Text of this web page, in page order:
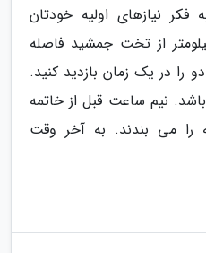
فکر نیازهای اولیه خودتان
نقش رستم تنها 6 کیلومتر از تخت جمشید فاصله
را در یک زمان بازدید کنید.
نیم ساعت قبل از خاتمه
را می بندند. به آخر وقت